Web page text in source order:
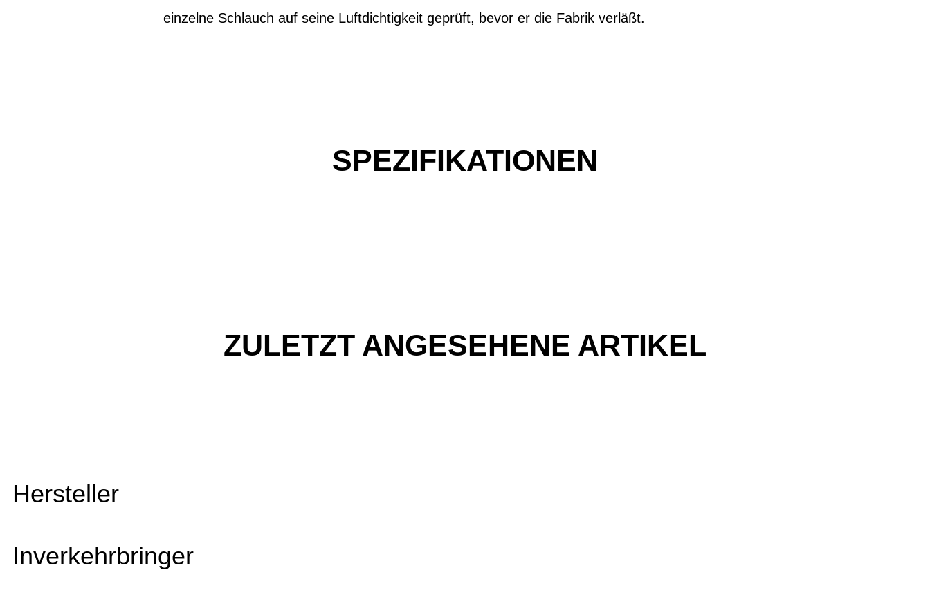
einzelne Schlauch auf seine Luftdichtigkeit geprüft, bevor er die Fabrik verläßt.
SPEZIFIKATIONEN
ZULETZT ANGESEHENE ARTIKEL
Hersteller
Inverkehrbringer